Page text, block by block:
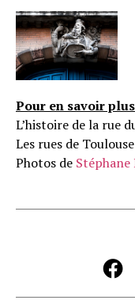
Pour en savoir plus
L’histoire de la rue
Les rues de
Photos de Stéphane